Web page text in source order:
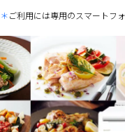
ご利用には専用のスマートフ